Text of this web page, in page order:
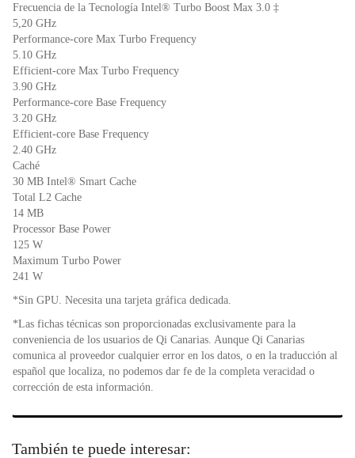
Frecuencia de la Tecnología Intel® Turbo Boost Max 3.0 ‡
5,20 GHz
Performance-core Max Turbo Frequency
5.10 GHz
Efficient-core Max Turbo Frequency
3.90 GHz
Performance-core Base Frequency
3.20 GHz
Efficient-core Base Frequency
2.40 GHz
Caché
30 MB Intel® Smart Cache
Total L2 Cache
14 MB
Processor Base Power
125 W
Maximum Turbo Power
241 W
*Sin GPU. Necesita una tarjeta gráfica dedicada.
*Las fichas técnicas son proporcionadas exclusivamente para la
conveniencia de los usuarios de Qi Canarias. Aunque Qi Canarias
comunica al proveedor cualquier error en los datos, o en la traducción al
español que localiza, no podemos dar fe de la completa veracidad o
corrección de esta información.
También te puede interesar: